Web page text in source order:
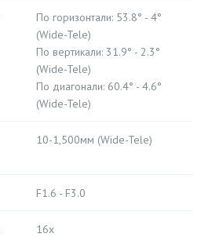
По горизонтали: 53.8° - 4°
(Wide-Tele)
По вертикали: 31.9° - 2.3°
(Wide-Tele)
По диагонали: 60.4° - 4.6°
(Wide-Tele)
10-1,500мм (Wide-Tele)
F1.6 - F3.0
16x